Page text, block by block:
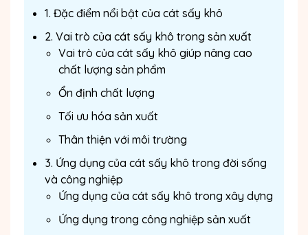
1. Đặc điểm nổi bật của cát sấy khô
2. Vai trò của cát sấy khô trong sản xuất
Vai trò của cát sấy khô giúp nâng cao
chất lượng sản phẩm
Ổn định chất lượng
Tối ưu hóa sản xuất
Thân thiện với môi trường
3. Ứng dụng của cát sấy khô trong đời sống
và công nghiệp
Ứng dụng của cát sấy khô trong xây dựng
Ứng dụng trong công nghiệp sản xuất